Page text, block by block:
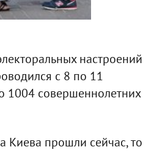
настроений
с 8 по 11
1004 совершеннолетних
Киева прошли сейчас, то